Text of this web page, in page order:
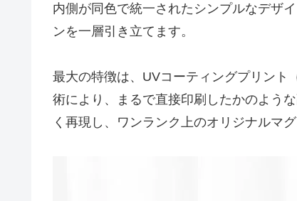
内側が同色で統一されたシンプルなデザ
ンを一層引き立てます。
最大の特徴は、UVコーティングプリント
術により、まるで直接印刷したかのよう
く再現し、ワンランク上のオリジナルマ